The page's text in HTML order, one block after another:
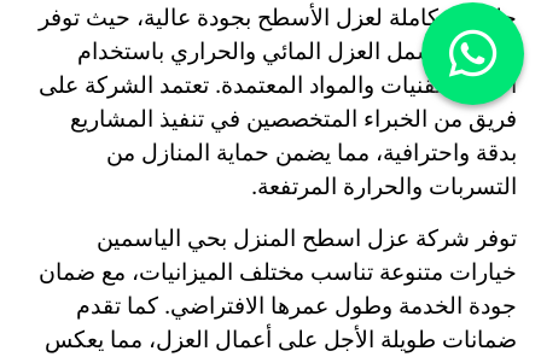
حلول متكاملة لعزل الأسطح بجودة عالية، حيث توفر
خدمات تشمل العزل المائي والحراري باستخدام
أحدث التقنيات والمواد المعتمدة. تعتمد الشركة على
فريق من الخبراء المتخصصين في تنفيذ المشاريع
بدقة واحترافية، مما يضمن حماية المنازل من
التسربات والحرارة المرتفعة.
توفر شركة عزل اسطح المنزل بحي الياسمين
خيارات متنوعة تناسب مختلف الميزانيات، مع ضمان
جودة الخدمة وطول عمرها الافتراضي. كما تقدم
ضمانات طويلة الأجل على أعمال العزل، مما يعكس